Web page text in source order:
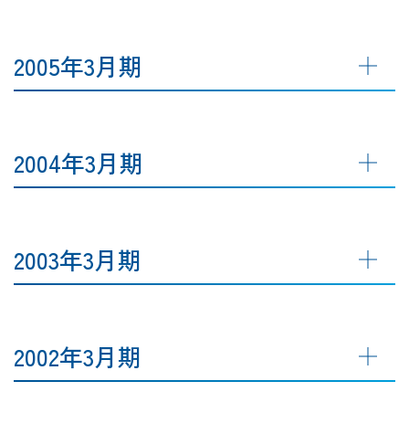
2005年3月期
2004年3月期
2003年3月期
2002年3月期